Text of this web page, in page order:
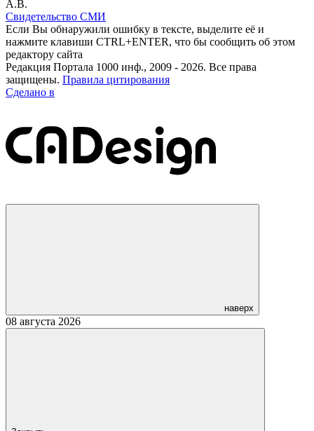
А.В.
Свидетельство СМИ
Если Вы обнаружили ошибку в тексте, выделите её и
нажмите клавиши CTRL+ENTER, что бы сообщить об этом
редактору сайта
Редакция Портала 1000 инф., 2009 - 2026. Все права
защищены. Правила цитирования
Сделано в
наверх
08 августа 2026